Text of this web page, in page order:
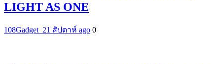
LIGHT AS ONE
108Gadget_21 สัปดาห์ ago 0